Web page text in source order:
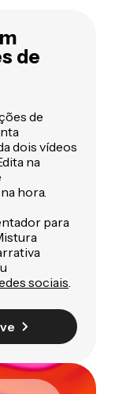
de
de
dois vídeos
na
hora.
para
sociais